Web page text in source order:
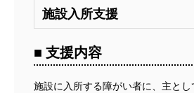
施設入所支援
■ 支援内容
施設に入所する障がい者に、主とし